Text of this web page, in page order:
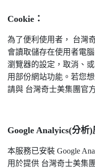
Cookie ：
為了便利使用者， 台灣
會讀取儲存在使用者電
瀏覽器的設定，取消、
用部份網站功能。若您
請與 台灣奇士美集團官
Google Analyics(分析)
本服務已安裝 Google
用於提供 台灣奇士美集